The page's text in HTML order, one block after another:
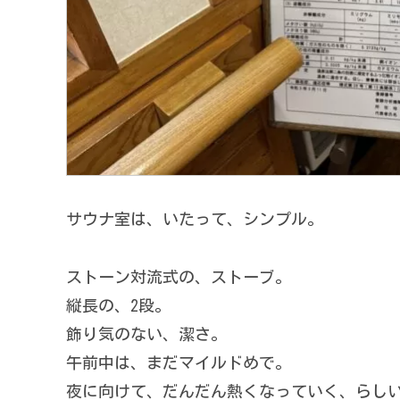
サウナ室は、いたって、シンプル。
ストーン対流式の、ストーブ。
縦長の、2段。
飾り気のない、潔さ。
午前中は、まだマイルドめで。
夜に向けて、だんだん熱くなっていく、らし